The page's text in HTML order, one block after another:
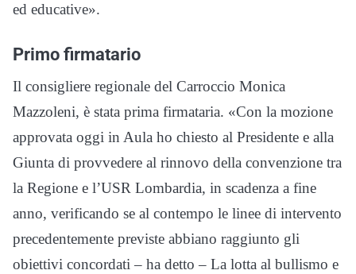
ed educative».
Primo firmatario
Il consigliere regionale del Carroccio Monica
Mazzoleni, è stata prima firmataria. «Con la mozione
approvata oggi in Aula ho chiesto al Presidente e alla
Giunta di provvedere al rinnovo della convenzione tra
la Regione e l’USR Lombardia, in scadenza a fine
anno, verificando se al contempo le linee di intervento
precedentemente previste abbiano raggiunto gli
obiettivi concordati – ha detto – La lotta al bullismo e